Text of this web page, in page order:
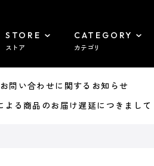
STORE
ストア
CATEGORY
カテゴリ
い合わせに関するお知らせ
る商品のお届け遅延につきまして